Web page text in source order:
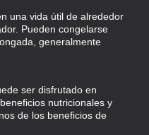
una vida útil de alrededor
Pueden congelarse
generalmente
ser disfrutado en
nutricionales y
de los beneficios de